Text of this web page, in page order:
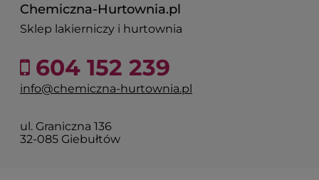
Chemiczna-Hurtownia.pl
Sklep lakierniczy i hurtownia
604 152 239
info@chemiczna-hurtownia.pl
ul. Graniczna 136
32-085 Giebułtów